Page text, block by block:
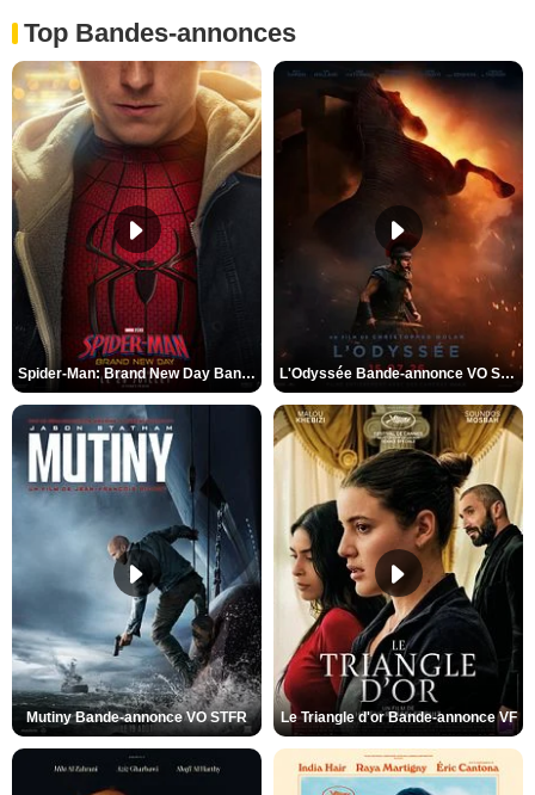
Top Bandes-annonces
Spider-Man: Brand New Day Bande-annonce VO STFR L'Odyssée Bande-annonce VO STFR
Mutiny Bande-annonce VO STFR Le Triangle d'or Bande-annonce VF